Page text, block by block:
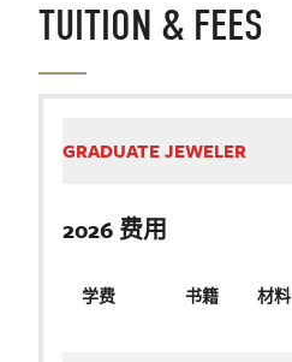
TUITION & FEES
GRADUATE JEWELER
2026 费用
学费 书籍 材料